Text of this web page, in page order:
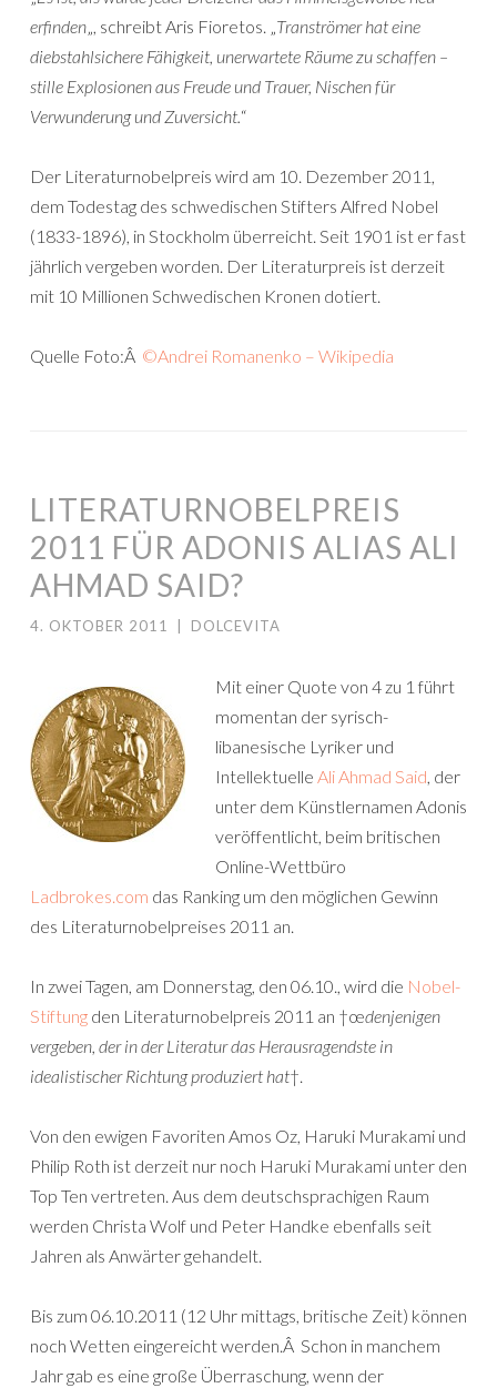
erfinden„, schreibt Aris Fioretos. „Tranströmer hat eine
diebstahlsichere Fähigkeit, unerwartete Räume zu schaffen –
stille Explosionen aus Freude und Trauer, Nischen für
Verwunderung und Zuversicht.“
Der Literaturnobelpreis wird am 10. Dezember 2011,
dem Todestag des schwedischen Stifters Alfred Nobel
(1833-1896), in Stockholm überreicht. Seit 1901 ist er fast
jährlich vergeben worden. Der Literaturpreis ist derzeit
mit 10 Millionen Schwedischen Kronen dotiert.
Quelle Foto:Â ©Andrei Romanenko – Wikipedia
LITERATURNOBELPREIS
2011 FÜR ADONIS ALIAS ALI
AHMAD SAID?
4. OKTOBER 2011 DOLCEVITA
Mit einer Quote von 4 zu 1 führt
momentan der syrisch-
libanesische Lyriker und
Intellektuelle Ali Ahmad Said, der
unter dem Künstlernamen Adonis
veröffentlicht, beim britischen
Online-Wettbüro
Ladbrokes.com das Ranking um den möglichen Gewinn
des Literaturnobelpreises 2011 an.
In zwei Tagen, am Donnerstag, den 06.10., wird die Nobel-
Stiftung den Literaturnobelpreis 2011 an †œdenjenigen
vergeben, der in der Literatur das Herausragendste in
idealistischer Richtung produziert hat†.
Von den ewigen Favoriten Amos Oz, Haruki Murakami und
Philip Roth ist derzeit nur noch Haruki Murakami unter den
Top Ten vertreten. Aus dem deutschsprachigen Raum
werden Christa Wolf und Peter Handke ebenfalls seit
Jahren als Anwärter gehandelt.
Bis zum 06.10.2011 (12 Uhr mittags, britische Zeit) können
noch Wetten eingereicht werden.Â Schon in manchem
Jahr gab es eine große Überraschung, wenn der